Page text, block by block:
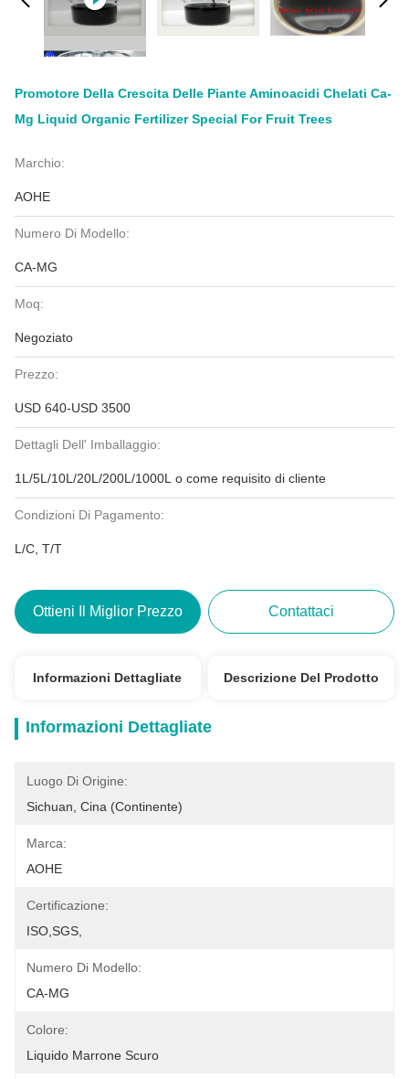
Promotore Della Crescita Delle Piante Aminoacidi Chelati Ca-
Mg Liquid Organic Fertilizer Special For Fruit Trees
Marchio:
AOHE
Numero Di Modello:
CA-MG
Moq:
Negoziato
Prezzo:
USD 640-USD 3500
Dettagli Dell' Imballaggio:
1L/5L/10L/20L/200L/1000L o come requisito di cliente
Condizioni Di Pagamento:
L/C, T/T
Ottieni Il Miglior Prezzo Contattaci
Informazioni Dettagliate Descrizione Del Prodotto
Informazioni Dettagliate
Luogo Di Origine:
Sichuan, Cina (continente)
Marca:
AOHE
Certificazione:
ISO,SGS,
Numero Di Modello:
CA-MG
Colore:
Liquido Marrone Scuro